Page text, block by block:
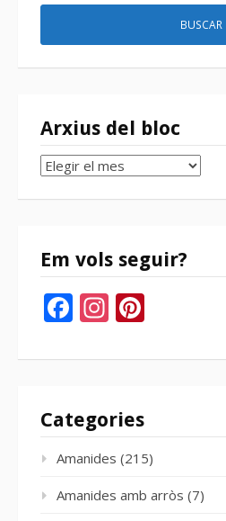
Arxius del bloc
Arxius
bloc
Em vols seguir?
Facebook
Instagram
Categories
Amanides (215)
Amanides amb arròs (7)